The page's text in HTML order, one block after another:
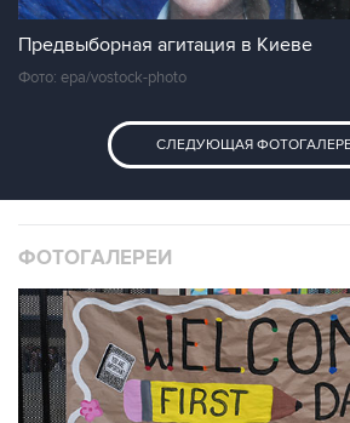
Предвыборная агитация в Киеве
Фото: epa/vostock-photo
СЛЕДУЮЩАЯ
ФОТОГАЛЕРЕИ